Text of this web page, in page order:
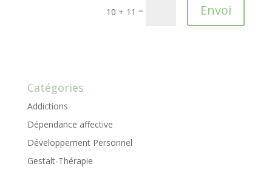
10 + 11 = Envoi
Catégories
Addictions
Dépendance affective
Développement Personnel
Gestalt-Thérapie